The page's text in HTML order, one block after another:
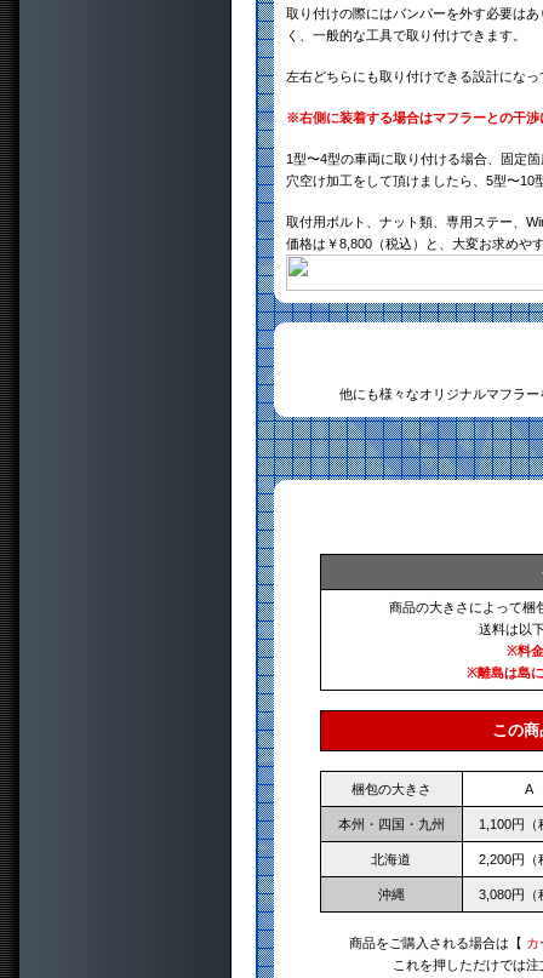
取り付けの際にはバンパーを外す必要は
く、一般的な工具で取り付けできます。
左右どちらにも取り付けできる設計になっ
※右側に装着する場合はマフラーとの干渉
1型〜4型の車両に取り付ける場合、固定
穴空け加工をして頂けましたら、5型〜10
取付用ボルト、ナット類、専用ステー、
価格は￥8,800（税込）と、大変お求めや
他にも様々なオリジナルマフラ
商品の大きさによって梱
送料は以
※料
※離島は島
この
梱包の大きさ A
本州・四国・九州 1,100円（
北海道 2,200円（
沖縄 3,080円（
商品をご購入される場合は【 カ
これを押しただけでは